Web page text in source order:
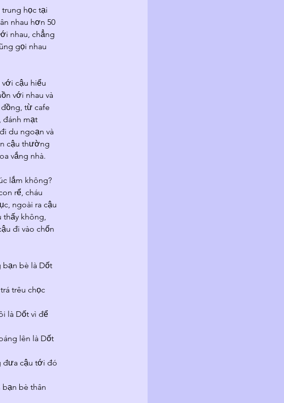
học tại
nhau hơn 50
nhau, chẳng
gọi nhau
cậu hiểu
với nhau và
từ cafe
đánh mạt
du ngoạn và
cậu thường
vắng nhà.
lắm không?
rể, cháu
ngoài ra cậu
thấy không,
đi vào chốn
bạn bè là Dốt
trêu chọc
là Dốt vì để
lên là Dốt
đưa cậu tới đó
bè thân